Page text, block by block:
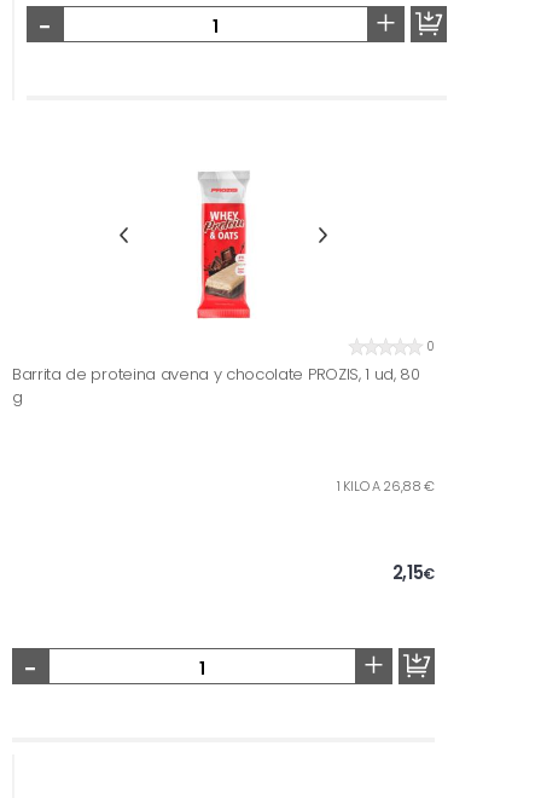
- +
0
Barrita de proteina avena y chocolate PROZIS, 1 ud, 80
g
1 KILO A 26,88 €
2,15€
- +